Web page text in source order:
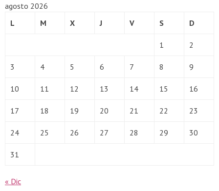
agosto 2026
L
M X J V S D
1 2
3 4 5 6 7 8 9
10 11 12 13 14 15 16
17 18 19 20 21 22 23
24 25 26 27 28 29 30
31
« Dic